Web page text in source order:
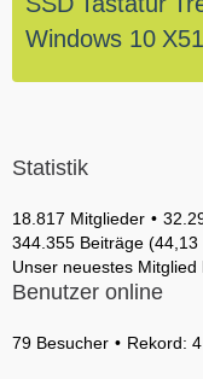
Windows 10 X51
Statistik
18.817 Mitglieder
344.355 Beiträge (44,13
Unser neuestes Mitglied
Benutzer online
79 Besucher Rekord: